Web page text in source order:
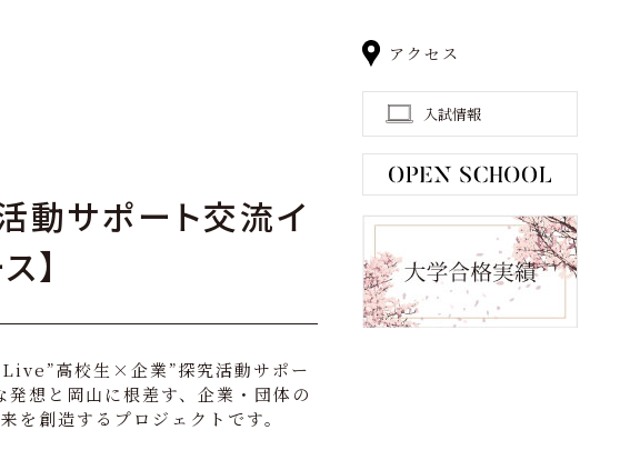
アクセス
入試情報
サポート交流イ
】
高校生×企業”探究活動サポー
想と岡山に根差す、企業・団体の
を創造するプロジェクトです。